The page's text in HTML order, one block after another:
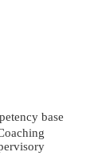
base